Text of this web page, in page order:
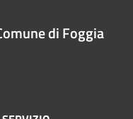
di Foggia